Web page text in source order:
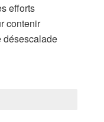
efforts
contenir
désescalade